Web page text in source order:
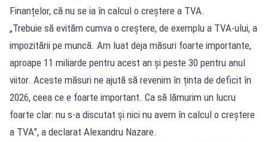
Finanțelor, că nu se ia în calcul o creștere a TVA.
„Trebuie să evităm cumva o creștere, de exemplu a TVA-ului, a
impozitării pe muncă. Am luat deja măsuri foarte importante,
aproape 11 miliarde pentru acest an și peste 30 pentru anul
viitor. Aceste măsuri ne ajută să revenim în ținta de deficit în
2026, ceea ce e foarte important. Ca să lămurim un lucru
foarte clar: nu s-a discutat și nici nu avem în calcul o creștere
a TVA”, a declarat Alexandru Nazare.